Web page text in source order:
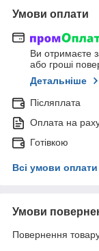
Умови оплати
Ви отримаєте
або гроші
Детальніше
Післяплата
Оплата на
Готівкою
Всі умови оплати
Умови
Повернення